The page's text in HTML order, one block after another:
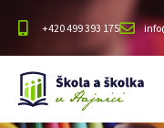
+420 499 393 175